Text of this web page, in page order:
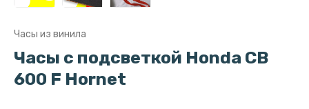
Часы из винила
Часы с подсветкой Honda CB
600 F Hornet